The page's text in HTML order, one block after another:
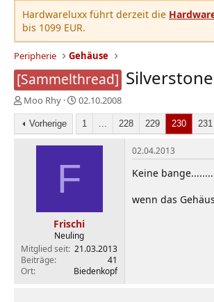
Hardwareluxx führt derzeit die
bis 1099 EUR.
Peripherie Gehäuse
[Sammelthread]
E
r
s
t
Moo Rhy
E
r
t
e
l
m
02.10.2008
Vorherige 1 ... 228 229 230 231
F
Frischi
Neuling
Mitglied seit 21.03.2013
Beiträge
41
Ort
Biedenkopf
02.04.2013
Keine bange........
wenn das